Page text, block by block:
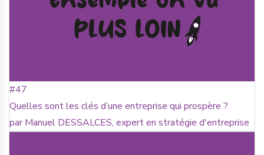
#47
Quelles sont les clés d’une entreprise qui prospère ?
par Manuel DESSALCES, expert en stratégie d'entreprise